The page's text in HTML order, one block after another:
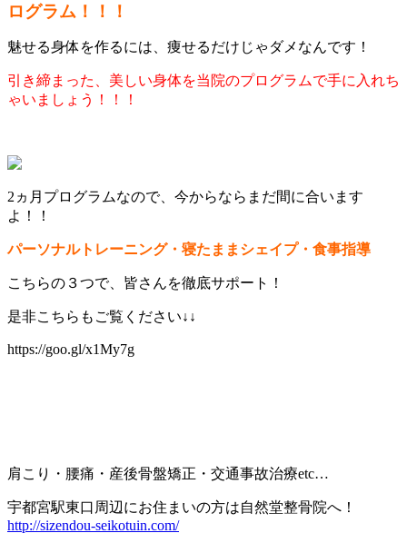
ログラム！！！
魅せる身体を作るには、痩せるだけじゃダメなんです！
引き締まった、美しい身体を当院のプログラムで手に入れち
ゃいましょう！！！
2ヵ月プログラムなので、今からならまだ間に合います
よ！！
パーソナルトレーニング・寝たままシェイプ・食事指導
こちらの３つで、皆さんを徹底サポート！
是非こちらもご覧ください↓↓
https://goo.gl/x1My7g
肩こり・腰痛・産後骨盤矯正・交通事故治療etc…
宇都宮駅東口周辺にお住まいの方は自然堂整骨院へ！
http://sizendou-seikotuin.com/